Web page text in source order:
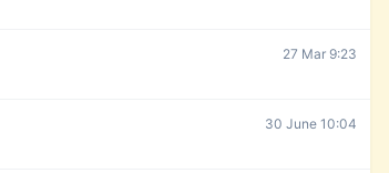
27 Mar 9:23
30 June 10:04